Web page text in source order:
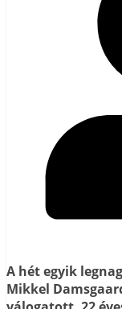
A hét egyik
Mikkel